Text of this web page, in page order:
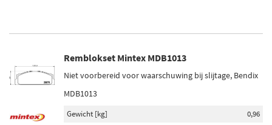
Remblokset Mintex MDB1013
Niet voorbereid voor waarschuwing bij slijtage, Bendix
MDB1013
Gewicht [kg]
0,96